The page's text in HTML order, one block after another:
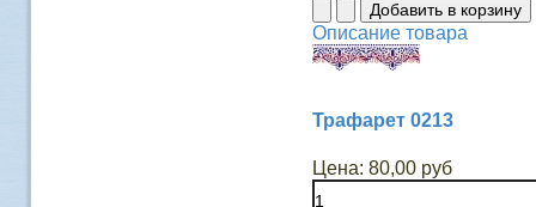
Описание товара
Трафарет 0213
Цена: 80,00 руб